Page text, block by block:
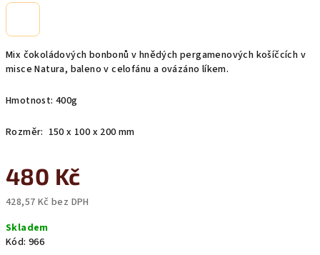
Mix čokoládových bonbonů v hnědých pergamenových košíčcích v
misce Natura, baleno v celofánu a ovázáno líkem.
Hmotnost: 400g
Rozměr: 150 x 100 x 200 mm
480 Kč
428,57 Kč bez DPH
cena:
Skladem
Kód: 966